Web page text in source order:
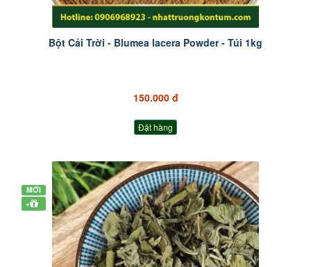
Bột Cải Trời - Blumea lacera Powder - Túi 1kg
150.000 đ
Đặt hàng
MỚI
+